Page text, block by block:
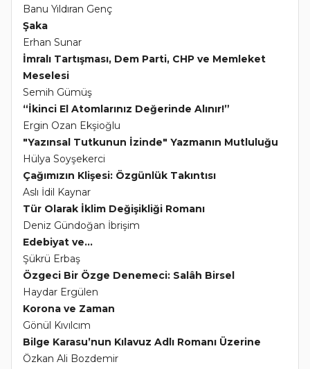
Banu Yıldıran Genç
Şaka
Erhan Sunar
İmralı Tartışması, Dem Parti, CHP ve Memleket
Meselesi
Semih Gümüş
“İkinci El Atomlarınız Değerinde Alınır!”
Ergin Ozan Ekşioğlu
"Yazınsal Tutkunun İzinde" Yazmanın Mutluluğu
Hülya Soyşekerci
Çağımızın Klişesi: Özgünlük Takıntısı
Aslı İdil Kaynar
Tür Olarak İklim Değişikliği Romanı
Deniz Gündoğan İbrişim
Edebiyat ve...
Şükrü Erbaş
Özgeci Bir Özge Denemeci: Salâh Birsel
Haydar Ergülen
Korona ve Zaman
Gönül Kıvılcım
Bilge Karasu’nun Kılavuz Adlı Romanı Üzerine
Özkan Ali Bozdemir